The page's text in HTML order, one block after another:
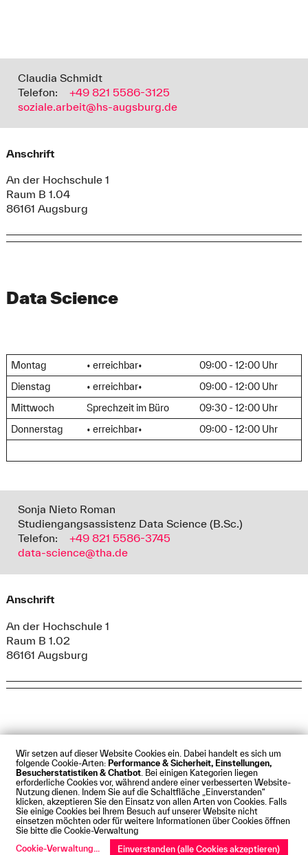
Wir setzen auf dieser Website Cookies ein. Dabei handelt es sich um
folgende Cookie-Arten: Performance & Sicherheit, Einstellungen,
Besucherstatistiken & Chatbot . Bei einigen Kategorien liegen
erforderliche Cookies vor, während andere einer verbesserten Website-
Nutzung dienen. Indem Sie auf die Schaltfläche „Einverstanden“
klicken, akzeptieren Sie den Einsatz von allen Arten von Cookies. Falls
Sie einige Cookies bei Ihrem Besuch auf unserer Website nicht
einsetzen möchten oder für weitere Informationen über Cookies öffnen
Sie bitte die Cookie-Verwaltung
Cookie-Verwaltung
Einverstanden (alle Cookies akzeptieren)
Claudia Schmidt
Telefon:
+49 821 5586-3125
soziale.arbeit@hs-augsburg.de
Anschrift
An der Hochschule 1
Raum B 1.04
86161 Augsburg
Data Science
Montag • erreichbar•
09:00 - 12:00 Uhr
Dienstag
• erreichbar•
09:00 - 12:00 Uhr
Mittwoch
Sprechzeit im Büro
09:30 - 12:00 Uhr
Donnerstag
• erreichbar• 09:00 - 12:00 Uhr
Sonja Nieto Roman
Studiengangsassistenz Data Science (B.Sc.)
Telefon:
+49 821 5586-3745
data-science@tha.de
Anschrift
An der Hochschule 1
Raum B 1.02
86161 Augsburg
Impressum Datenschutz Cookies
Barrierefreiheit
Kontakt Presse Anfahrt Intranet Webmail
© Technische Hochschule Augsburg